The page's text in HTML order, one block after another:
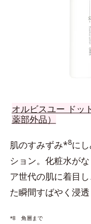
オルビスユー ドッ
薬部外品）
肌のすみずみ*8に
ション。化粧水が
ア世代の肌に着目
た瞬間すばやく浸透
*8 角層まで